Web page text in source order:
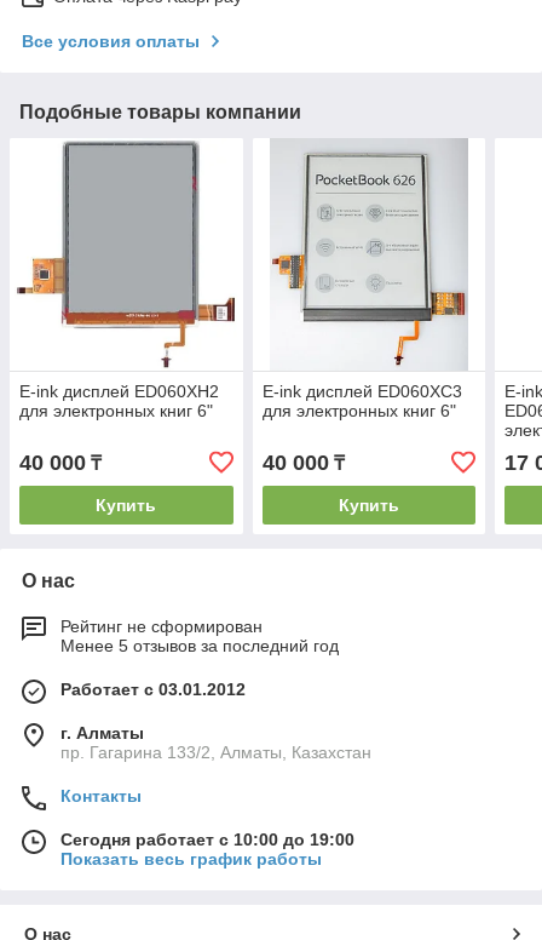
Все условия оплаты
Подобные товары компании
E-ink дисплей ED060XH2
для электронных книг 6"
40 000 ₸
Купить
E-ink дисплей ED060XC3
для электронных книг 6"
40 000₸
Купить
E-
17
О нас
Рейтинг не сформирован
Менее 5 отзывов за последний год
Работает с 03.01.2012
г. Алматы
пр. Гагарина 133/2, Алматы, Казахстан
Контакты
Сегодня работает с 10:00 до 19:00
Показать весь график работы
О нас